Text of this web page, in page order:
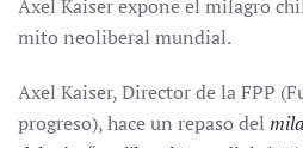
Axel Kaiser expone el milagro
mito neoliberal mundial.
Axel Kaiser, Director de la FPP
progreso), hace un repaso del